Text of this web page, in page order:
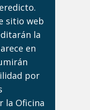
sitio web
la
en
por
la Oficina